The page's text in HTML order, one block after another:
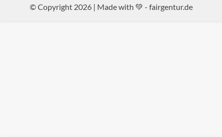
© Copyright 2026 | Made with 💚 - fairgentur.de